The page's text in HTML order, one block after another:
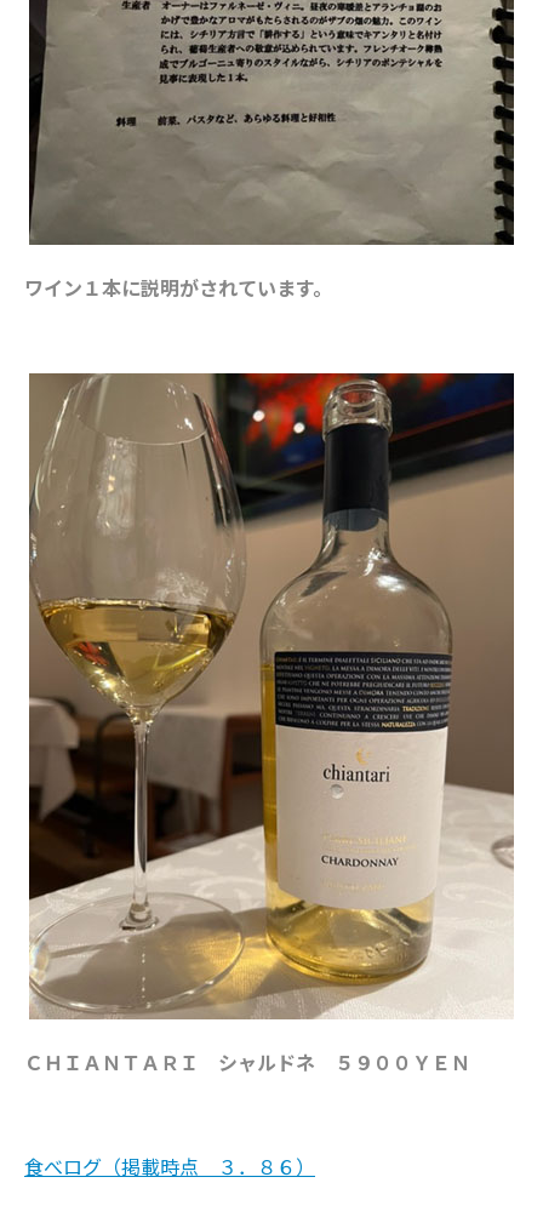
ワイン１本に説明がされています。
ＣＨＩＡＮＴＡＲＩ シャルドネ ５９００ＹＥＮ
食べログ（掲載時点 ３．８６）